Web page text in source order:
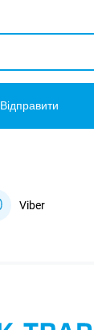
Відправити
Viber